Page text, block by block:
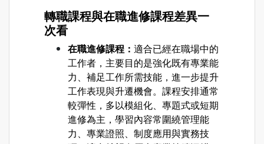
轉職課程與在職進修課程差異一
次看
在職進修課程： 適合已經在職場中的
工作者，主要目的是強化既有專業能
力、補足工作所需技能，進一步提升
工作表現與升遷機會。課程安排通常
較彈性，多以模組化、專題式或短期
進修為主，學習內容常圍繞管理能
力、專業證照、制度應用與實務技